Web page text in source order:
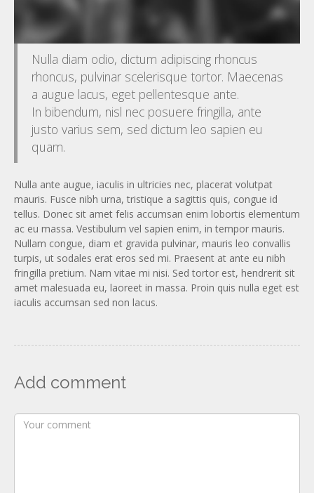
Nulla diam odio, dictum adipiscing rhoncus
rhoncus, pulvinar scelerisque tortor. Maecenas
a augue lacus, eget pellentesque ante.
In bibendum, nisl nec posuere fringilla, ante
justo varius sem, sed dictum leo sapien eu
quam.
Nulla ante augue, iaculis in ultricies nec, placerat volutpat
mauris. Fusce nibh urna, tristique a sagittis quis, congue id
tellus. Donec sit amet felis accumsan enim lobortis elementum
ac eu massa. Vestibulum vel sapien enim, in tempor mauris.
Nullam congue, diam et gravida pulvinar, mauris leo convallis
turpis, ut sodales erat eros sed mi. Praesent at ante eu nibh
fringilla pretium. Nam vitae mi nisi. Sed tortor est, hendrerit sit
amet malesuada eu, laoreet in massa. Proin quis nulla eget est
iaculis accumsan sed non lacus.
Add comment